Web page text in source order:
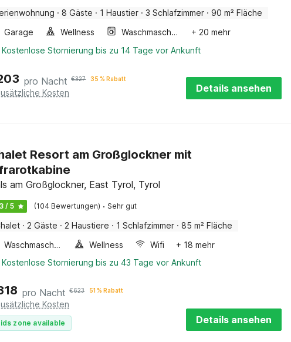
· 8 Gäste · 1 Haustier · 3 Schlafzimmer · 90 m² Fläche
Garage
Wellness Waschmaschine
+ 20 mehr
Kostenlose Stornierung bis zu 14 Tage vor Ankunft
pro Nacht €327 35 % Rabatt
Kosten Details ansehen
Resort am Großglockner mit
am Großglockner, East Tyrol, Tyrol
/ 5 (104 Bewertungen) · Sehr gut
· 2 Gäste · 2 Haustiere · 1 Schlafzimmer · 85 m² Fläche
Waschmaschine
Wellness Wifi
+ 18 mehr
Kostenlose Stornierung bis zu 43 Tage vor Ankunft
pro Nacht €623 51 % Rabatt
Kosten
zone available Details ansehen